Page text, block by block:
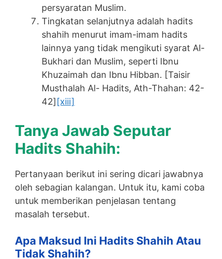
persyaratan Muslim.
Tingkatan selanjutnya adalah hadits
shahih menurut imam-imam hadits
lainnya yang tidak mengikuti syarat Al-
Bukhari dan Muslim, seperti Ibnu
Khuzaimah dan Ibnu Hibban. [Taisir
Musthalah Al- Hadits, Ath-Thahan: 42-
42][xiii]
Tanya Jawab Seputar
Hadits Shahih:
Pertanyaan berikut ini sering dicari jawabnya
oleh sebagian kalangan. Untuk itu, kami coba
untuk memberikan penjelasan tentang
masalah tersebut.
Apa Maksud Ini Hadits Shahih Atau
Tidak Shahih?